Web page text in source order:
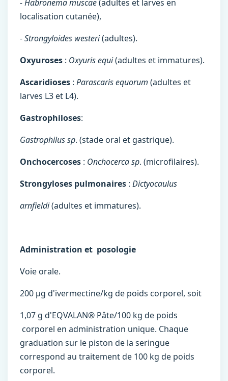
- Habronema muscae(adultes et larves en
localisation cutanée),
-Strongyloides westeri(adultes).
Oxyuroses : Oxyuris equi(adultes et immatures).
Ascaridioses : Parascaris equorum (adultes et
larves L3 et L4).
Gastrophiloses:
Gastrophilus sp. (stade oral et gastrique).
Onchocercoses : Onchocerca sp. (microfilaires).
Strongyloses pulmonaires : Dictyocaulus
arnfieldi(adultes et immatures).
Administration et posologie
Voie orale.
200 µg d'ivermectine/kg de poids corporel, soit
1,07 g d'EQVALAN® Pâte/100 kg de poids
corporel en administration unique. Chaque
graduation sur le piston de la seringue
correspond au traitement de 100 kg de poids
corporel.